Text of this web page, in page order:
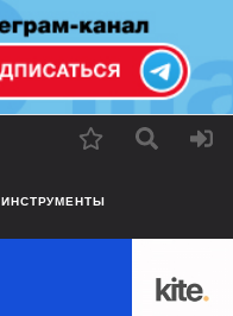
ИНСТРУМЕНТЫ